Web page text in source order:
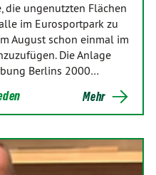
die ungenutzten Flächen
im Eurosportpark zu
August schon einmal im
Die Anlage
Berlins 2000…
Mehr